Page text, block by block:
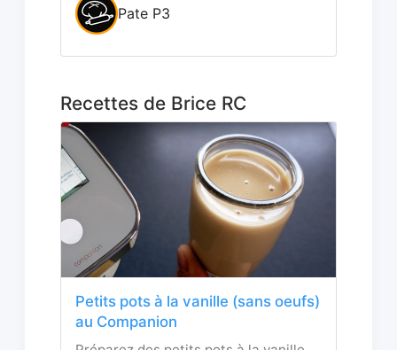
Pate P3
Recettes de Brice RC
Petits pots à la vanille (sans oeufs)
au Companion